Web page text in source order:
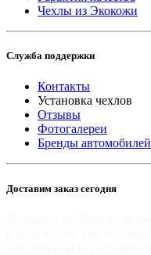
Чехлы из Экокожи
Служба поддержки
Контакты
Установка чехлов
Отзывы
Фотогалереи
Бренды автомобилей
Доставим заказ сегодня